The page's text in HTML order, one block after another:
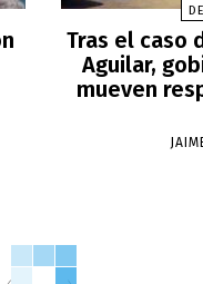
Tras el caso
Aguilar,
mueven